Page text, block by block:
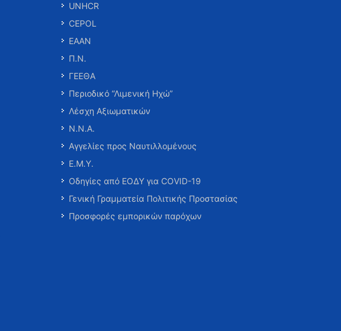
UNHCR
CEPOL
ΕΑΑΝ
Π.Ν.
ΓΕΕΘΑ
Περιοδικό “Λιμενική Ηχώ”
Λέσχη Αξιωματικών
Ν.Ν.Α.
Αγγελίες προς Ναυτιλλομένους
Ε.Μ.Υ.
Οδηγίες από ΕΟΔΥ για COVID-19
Γενική Γραμματεία Πολιτικής Προστασίας
Προσφορές εμπορικών παρόχων